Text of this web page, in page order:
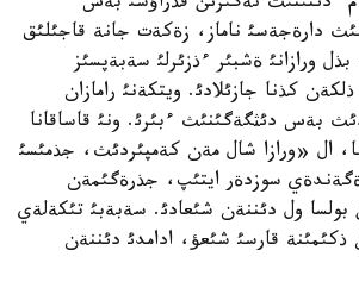
دارةجةسئ ناماز، زةكةت جانة قاجئلئق
بذل ورازانئ ةشبئر ءذزئرلئ سةبةپسئز
كذنا جازئلادئ. ويتكةنئ رامازان
بةس دئثگةگئنئث ءبئرئ. ونئ قاساقانا
ال «ورازا شال مةن كةمپئردئث، جذمئسئ
سوزدةر ايتئپ، جذرةگئمةن
بولسا ول دئننةن شئعادئ. سةبةبئ تئكةلةي
ذكئمئنة قارسئ شئعؤ، ادامدئ دئننةن